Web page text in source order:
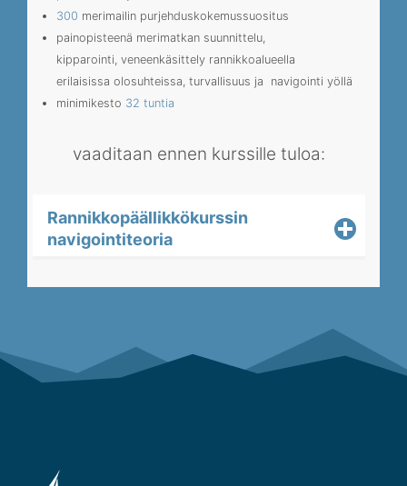
300 merimailin purjehduskokemussuositus
painopisteenä merimatkan suunnittelu,
kipparointi, veneenkäsittely rannikkoalueella
erilaisissa olosuhteissa, turvallisuus ja navigointi yöllä
minimikesto 32 tuntia
vaaditaan ennen kurssille tuloa:
Rannikkopäällikkökurssin
navigointiteoria